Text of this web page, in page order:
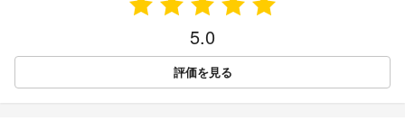
5.0
評価を見る